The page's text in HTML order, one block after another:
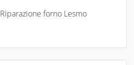
Riparazione forno Lesmo